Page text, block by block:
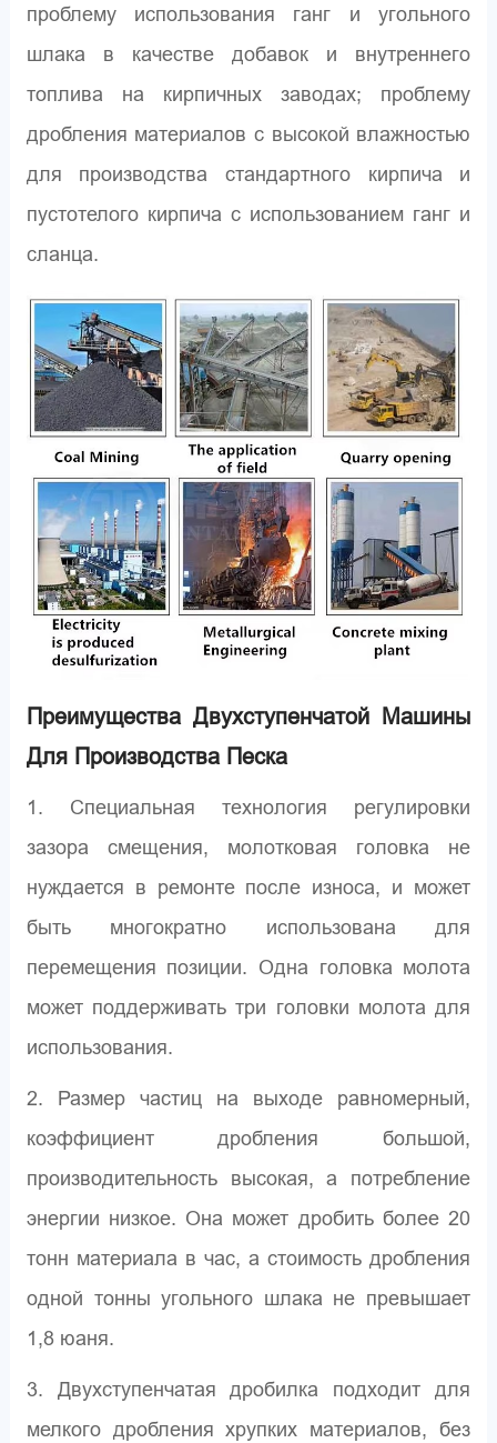
проблему использования ганг и угольного
шлака в качестве добавок и внутреннего
топлива на кирпичных заводах; проблему
дробления материалов с высокой влажностью
для производства стандартного кирпича и
пустотелого кирпича с использованием ганг и
сланца.
Преимущества Двухступенчатой Машины
Для Производства Песка
1. Специальная технология регулировки
зазора смещения, молотковая головка не
нуждается в ремонте после износа, и может
быть многократно использована для
перемещения позиции. Одна головка молота
может поддерживать три головки молота для
использования.
2. Размер частиц на выходе равномерный,
коэффициент дробления большой,
производительность высокая, а потребление
энергии низкое. Она может дробить более 20
тонн материала в час, а стоимость дробления
одной тонны угольного шлака не превышает
1,8 юаня.
3. Двухступенчатая дробилка подходит для
мелкого дробления хрупких материалов, без